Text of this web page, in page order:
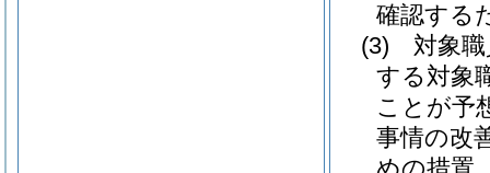
確認する
(3)
対象
する対象
ことが予
事情の改